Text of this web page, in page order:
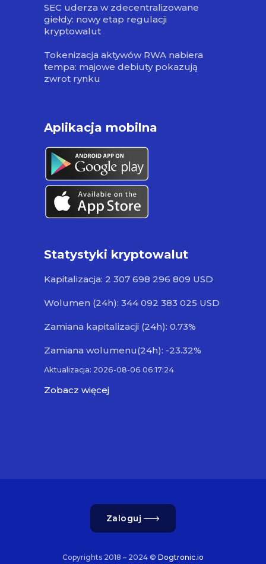
SEC uderza w zdecentralizowane
giełdy: nowy etap regulacji
kryptowalut
Tokenizacja aktywów RWA nabiera
tempa: majowe debiuty pokazują
zwrot rynku
Aplikacja mobilna
Statystyki kryptowalut
Kapitalizacja: 2 307 698 296 809 USD
Wolumen (24h): 344 092 383 025 USD
Zamiana kapitalizacji (24h): 0.73%
Zamiana wolumenu(24h): -23.32%
Aktualizacja: 2026-08-06 06:17:24
Zobacz więcej
Zaloguj
Copyrights 2018 – 2024 © Dogtronic.io